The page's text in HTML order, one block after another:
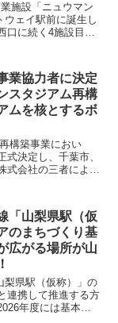
施設「ニュウマン
ェイ駅前に誕生し
口に続く4施設目で
業協力者に決定
スタジアム再構
ムを核とするボ
構築事業におい
決定し、千葉市、
式会社の三者による
「山梨県駅（仮
のまちづくり基
広がる場所が山
梨県駅（仮称）」の
連携して推進する方
年度には基本計